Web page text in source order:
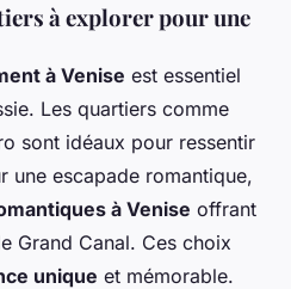
à explorer pour une
à Venise est essentiel
Les quartiers comme
sont idéaux pour ressentir
une escapade romantique,
à Venise offrant
Grand Canal. Ces choix
unique et mémorable.